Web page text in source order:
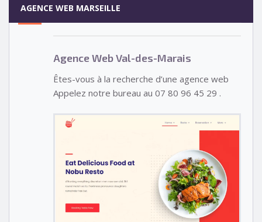
AGENCE WEB MARSEILLE
Votre site internet pour 29€
Agence Web Val-des-Marais
Êtes-vous à la recherche d’une agence web
Appelez notre bureau au 07 80 96 45 29 .